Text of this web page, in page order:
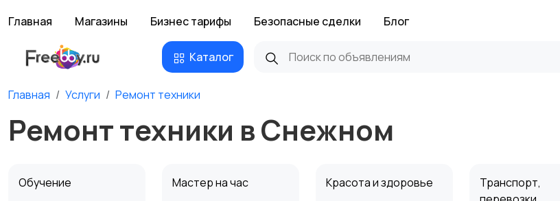
Главная Магазины Бизнес тарифы Безопасные сделки Блог
Каталог
Главная Услуги Ремонт техники
Ремонт техники в Снежном
Обучение Мастер на час Красота и здоровье
Транспорт,